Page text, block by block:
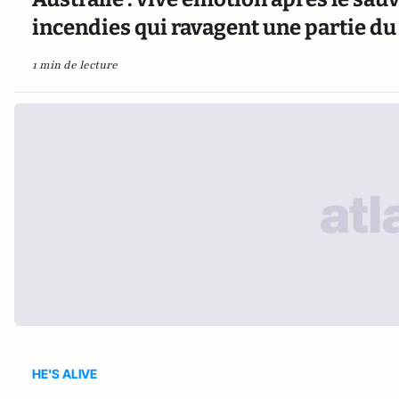
incendies qui ravagent une partie du
1 min de lecture
HE'S ALIVE